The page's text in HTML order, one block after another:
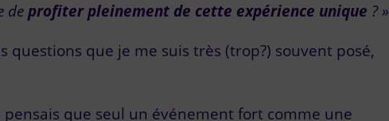
deprofiter pleinement de cette expérience unique ? »
questions que je me suis très (trop?) souvent posé,
pensais que seul un événement fort comme une